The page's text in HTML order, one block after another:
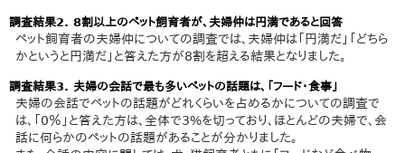
調査結果2. 8割以上のペット飼育者が、夫婦仲は円満であると回答
ペット飼育者の夫婦仲についての調査では、夫婦仲は「円満だ」「どちら
かというと円満だ」と答えた方が8割を超える結果となりました。
調査結果3. 夫婦の会話で最も多いペットの話題は、「フード・食事」
夫婦の会話でペットの話題がどれくらいを占めるかについての調査で
は、「0％」と答えた方は、全体で3%を切っており、ほとんどの夫婦で、会
話に何らかのペットの話題があることが分かりました。